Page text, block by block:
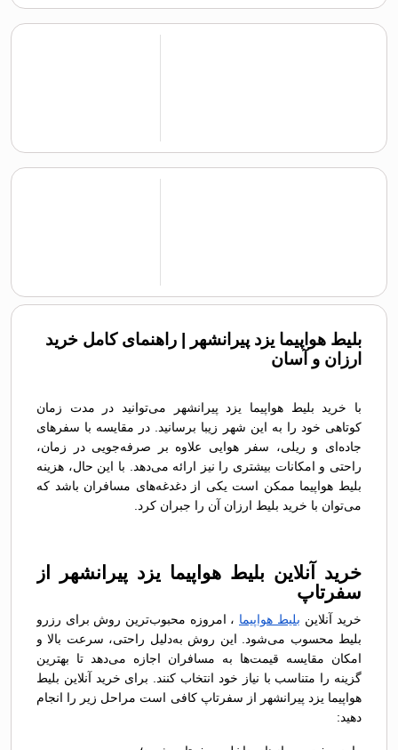
بلیط هواپیما یزد پیرانشهر | راهنمای کامل خرید
ارزان و آسان
با خرید بلیط هواپیما یزد پیرانشهر می‌توانید در مدت زمان
کوتاهی خود را به این شهر زیبا برسانید. در مقایسه با سفرهای
جاده‌ای و ریلی، سفر هوایی علاوه بر صرفه‌جویی در زمان،
راحتی و امکانات بیشتری را نیز ارائه می‌دهد. با این حال، هزینه
بلیط هواپیما ممکن است یکی از دغدغه‌های مسافران باشد که
می‌توان با خرید بلیط ارزان آن را جبران کرد.
خرید آنلاین بلیط هواپیما یزد پیرانشهر از
سفرتاپ
خرید آنلاین بلیط هواپیما ، امروزه محبوب‌ترین روش برای رزرو
بلیط محسوب می‌شود. این روش به‌دلیل راحتی، سرعت بالا و
امکان مقایسه قیمت‌ها به مسافران اجازه می‌دهد تا بهترین
گزینه را متناسب با نیاز خود انتخاب کنند. برای خرید آنلاین بلیط
هواپیما یزد پیرانشهر از سفرتاپ کافی است مراحل زیر را انجام
دهید: